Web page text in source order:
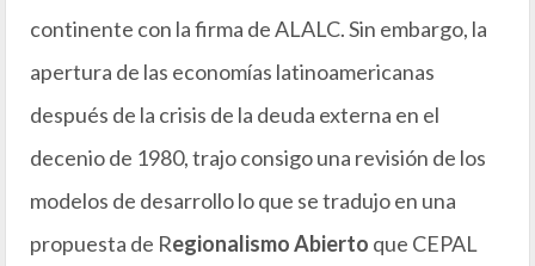
continente con la firma de ALALC. Sin embargo, la
apertura de las economías latinoamericanas
después de la crisis de la deuda externa en el
decenio de 1980, trajo consigo una revisión de los
modelos de desarrollo lo que se tradujo en una
propuesta de Regionalismo Abierto que CEPAL